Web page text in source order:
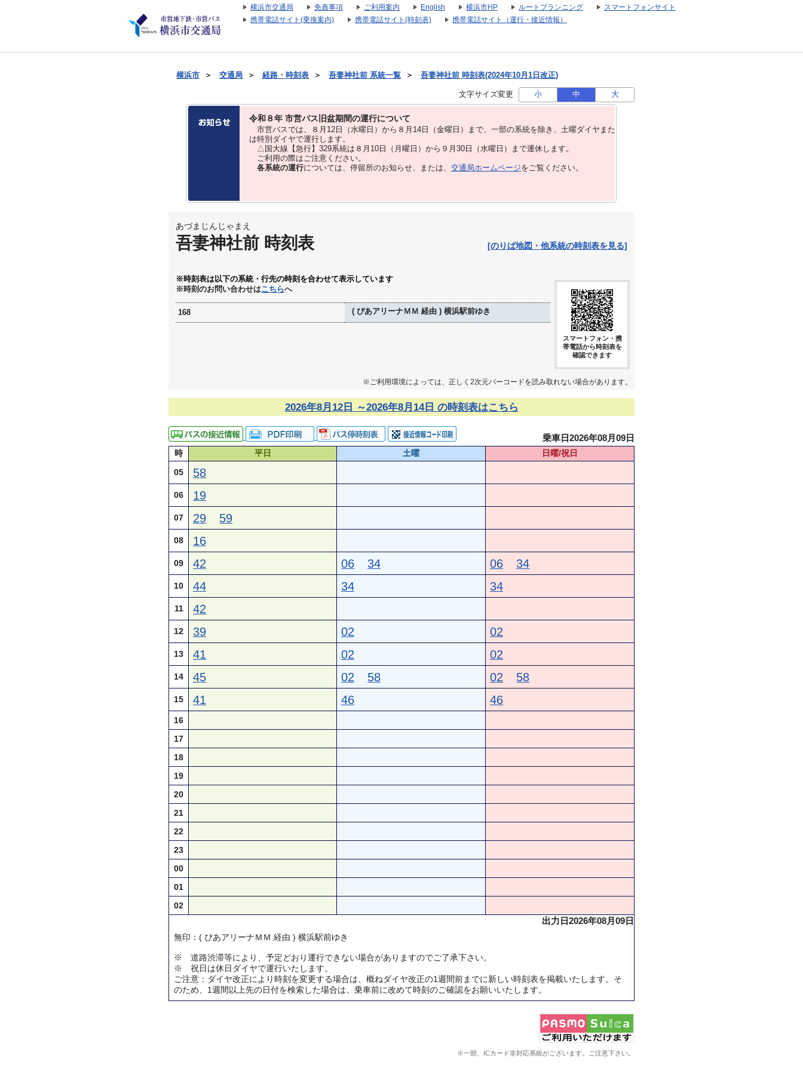
横浜市交通局 免責事項 ご利用案内 English 横浜市HP ルートプランニング
スマートフォンサイト
携帯電話サイト(乗換案内)
携帯電話サイト(時刻表) 携帯電話サイト（運行・接近情報）
横浜市 ＞ 交通局 ＞ 経路・時刻表 ＞ 吾妻神社前 系統一覧 ＞ 吾妻神社前 時刻表(2024年10月1日改正)
文字サイズ変更 小 中 大
令和８年 市営バス旧盆期間の運行について
市営バスでは、８⽉12⽇（水曜日）から８⽉14⽇（金曜日）まで、⼀部の系統を除き、⼟曜ダイヤまた
は特別ダイヤで運⾏します。
△国大線【急行】329系統は８月10日（月曜日）から９月30日（水曜日）まで運休します。
ご利用の際はご注意ください。
各系統の運行については、停留所のお知らせ、または、 交通局ホームページをご覧ください。
あづまじんじゃまえ
吾妻神社前 時刻表 [のりば地図・他系統の時刻表を見る]
※時刻表は以下の系統・行先の時刻を合わせて表示しています
※時刻のお問い合わせはこちらへ
168 ( ぴあアリーナＭＭ 経由 ) 横浜駅前ゆき
スマートフォン・携
帯電話から時刻表を
確認できます
※ご利用環境によっては、正しく2次元バーコードを読み取れない場合があります。
2026年8月12日 ～2026年8月14日 の時刻表はこちら
乗車日2026年08月09日
時 平日 土曜
日曜/祝日
05
58
06 19
07 29 59
08 16
09 42 06 34 06 34
10 44 34 34
11 42
12 39 02 02
13 41 02 02
14 45 02 58 02 58
15 41 46 46
16
17
18
19
20
21
22
23
00
01
02
出力日2026年08月09日
無印：( ぴあアリーナＭＭ 経由 ) 横浜駅前ゆき
※ 道路渋滞等により、予定どおり運行できない場合がありますのでご了承下さい。
※ 祝日は休日ダイヤで運行いたします。
ご注意：ダイヤ改正により時刻を変更する場合は、概ねダイヤ改正の1週間前までに新しい時刻表を掲載いたします。そ
のため、1週間以上先の日付を検索した場合は、乗車前に改めて時刻のご確認をお願いいたします。
※一部、ICカード非対応系統がございます。ご注意下さい。